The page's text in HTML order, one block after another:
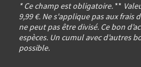
* Ce champ est obligatoire. **
9,99 €. Ne s'applique pas aux frais
ne peut pas être divisé. Ce bon
espèces. Un cumul avec d’autres
possible.